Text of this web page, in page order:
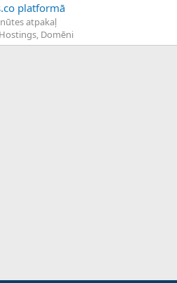
platformā
atpakaļ
Domēni